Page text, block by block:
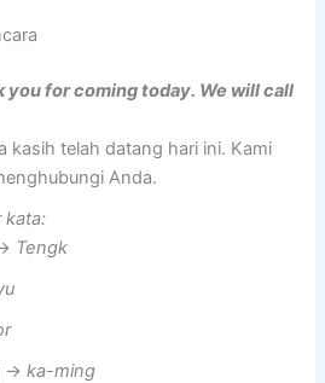
you for coming today. We will call
kasih telah datang hari ini. Kami
Anda.
kata:
Tengk
→ka-ming